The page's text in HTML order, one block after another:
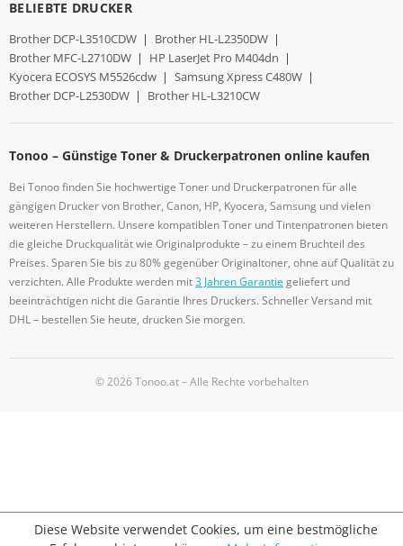
BELIEBTE DRUCKER
Brother DCP-L3510CDW | Brother HL-L2350DW |
Brother MFC-L2710DW | HP LaserJet Pro M404dn |
Kyocera ECOSYS M5526cdw | Samsung Xpress C480W |
Brother DCP-L2530DW | Brother HL-L3210CW
Tonoo – Günstige Toner & Druckerpatronen online kaufen
Bei Tonoo finden Sie hochwertige Toner und Druckerpatronen für alle
gängigen Drucker von Brother, Canon, HP, Kyocera, Samsung und vielen
weiteren Herstellern. Unsere kompatiblen Toner und Tintenpatronen bieten
die gleiche Druckqualität wie Originalprodukte – zu einem Bruchteil des
Preises. Sparen Sie bis zu 80% gegenüber Originaltoner, ohne auf Qualität zu
verzichten. Alle Produkte werden mit3 Jahren Garantiegeliefert und
beeinträchtigen nicht die Garantie Ihres Druckers. Schneller Versand mit
DHL – bestellen Sie heute, drucken Sie morgen.
© 2026 Tonoo.at – Alle Rechte vorbehalten
Diese Website verwendet Cookies, um eine bestmögliche